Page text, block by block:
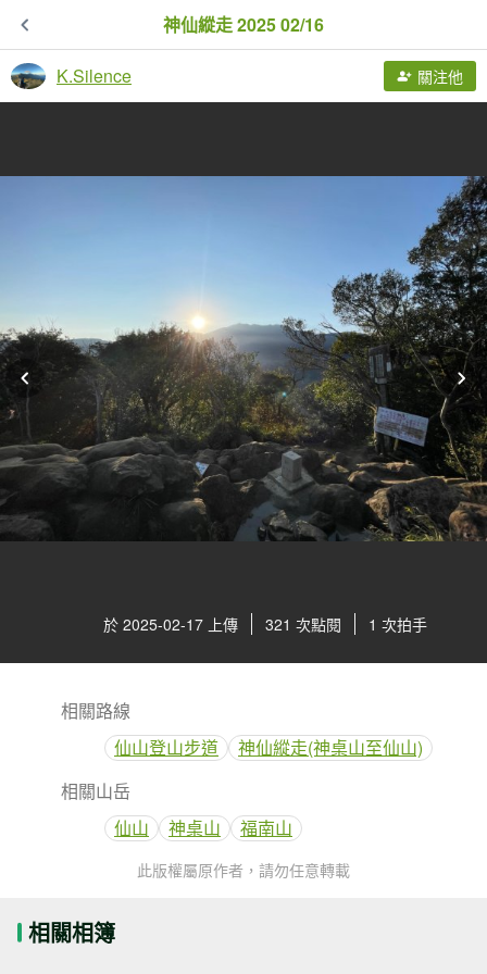
神仙縱走 2025 02/16
K.Silence 關注他
於 2025-02-17 上傳 321 次點閱 1 次拍手
相關路線
仙山登山步道
神仙縱走(神桌山至仙山)
相關山岳
仙山
神桌山 福南山
此版權屬原作者，請勿任意轉載
相關相簿